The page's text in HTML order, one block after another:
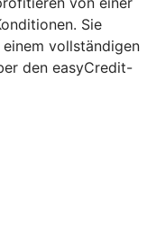
Sie
vollständigen
den easyCredit-